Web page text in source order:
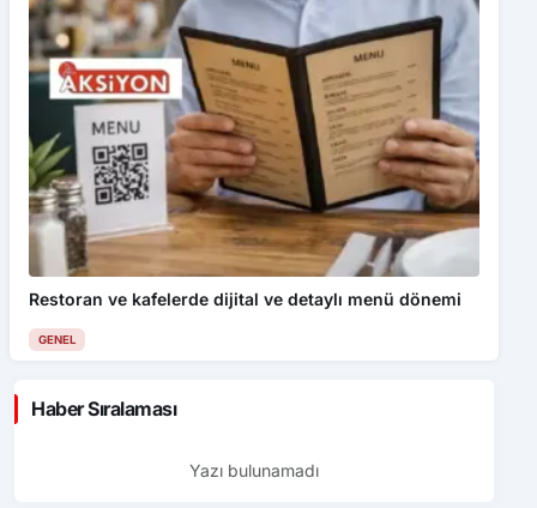
Restoran ve kafelerde dijital ve detaylı menü dönemi
GENEL
Haber Sıralaması
Yazı bulunamadı